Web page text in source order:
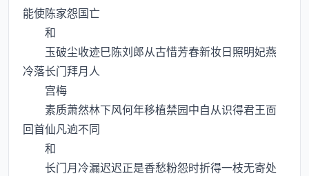
能使陈家怨国亡
和
玉破尘收迹巳陈刘郎从古惜芳春新妆日照明妃燕
冷落长门拜月人
宫梅
素质萧然林下风何年移植禁园中自从识得君王靣
回首仙凡逈不同
和
长门月冷漏迟迟正是香愁粉怨时折得一枝无寄处